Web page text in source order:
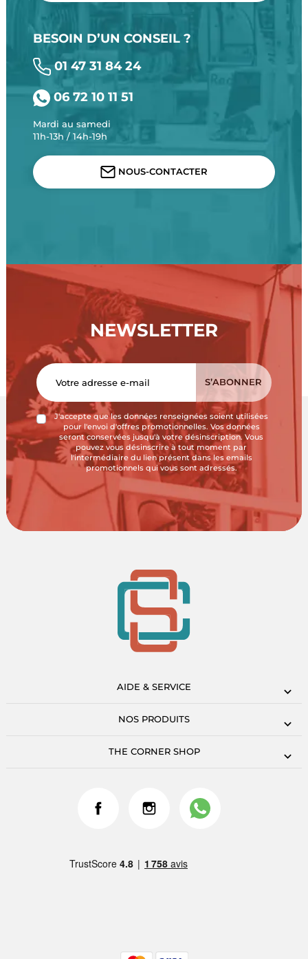
BESOIN D’UN CONSEIL ?
01 47 31 84 24
06 72 10 11 51
Mardi au samedi
11h-13h / 14h-19h
NOUS-CONTACTER
NEWSLETTER
J'accepte que les données renseignées soient utilisées
pour l'envoi d'offres promotionnelles. Vos données
seront conservées jusqu'à votre désinscription. Vous
pouvez vous désinscrire à tout moment par
l'intermédiaire du lien présent dans les emails
promotionnels qui vous sont adressés.
AIDE & SERVICE
NOS PRODUITS
THE CORNER SHOP